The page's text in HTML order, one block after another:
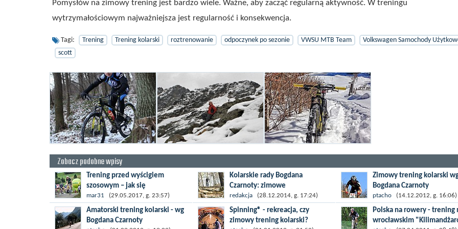
Pomysłów na zimowy trening jest bardzo wiele. Ważne, aby zacząć regularną aktywność. W treningu
wytrzymałościowym najważniejsza jest regularność i konsekwencja.
Tagi: Trening Trening kolarski roztrenowanie odpoczynek po sezonie VWSU MTB Team
Volkswagen Samochody
scott
Zobacz podobne wpisy
Trening przed wyścigiem
szosowym – jak się
przygotować?
Małymi krokami zbliża się kolejny
wyścig Tour de Pologne dla
amatorów. Już 4 sierpnia w 8 edycji
mar31 (29.05.2017, g. 23:57)
Kolarskie rady Bogdana
Czarnoty: zimowe
przygotowania - waga i cel
Zima to najwyższy czas, aby
rozpocząć przygotowania do
kolejnego kolarskiego sezonu.
redakcja (28.12.2014, g. 17:24)
Zimowy trening kolarski
Bogdana Czarnoty
Początek zimy to chyba
nielubiana pora roku. Trudno
się przyzwyczaić do
mrozów, nieodśnieżonych
ptacho (14.12.2012, g. 16:06)
Amatorski trening kolarski - wg
Bogdana Czarnoty
Spinning® - rekreacja, czy
zimowy trening kolarski?
Polska na rowery - trening
wrocławskim